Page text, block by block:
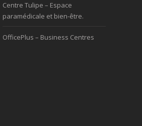
Centre Tulipe – Espace
paramédicale et bien-être.
OfficePlus – Business Centres